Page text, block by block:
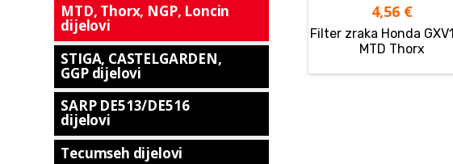
4,56 €
Filter zraka Honda
MTD Thorx
MTD, Thorx, NGP, Loncin
dijelovi
STIGA, CASTELGARDEN,
GGP dijelovi
SARP DE513/DE516
dijelovi
Tecumseh dijelovi